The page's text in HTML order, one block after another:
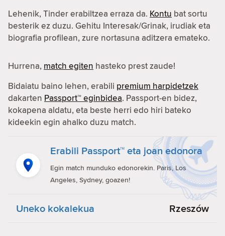
Lehenik, Tinder erabiltzea erraza da. Kontu bat sortu
besterik ez duzu. Gehitu Interesak/Grinak, irudiak eta
biografia profilean, zure nortasuna aditzera emateko.
Hurrena, match egiten hasteko prest zaude!
Bidaiatu baino lehen, erabili premium harpidetzek
dakarten Passport™ eginbidea. Passport-en bidez,
kokapena aldatu, eta beste herri edo hiri bateko
kideekin egin ahalko duzu match.
Erabili Passport™ eta joan edonora
Egin match munduko edonorekin. Paris, Los
Angeles, Sydney, goazen!
Uneko kokalekua Rzeszów